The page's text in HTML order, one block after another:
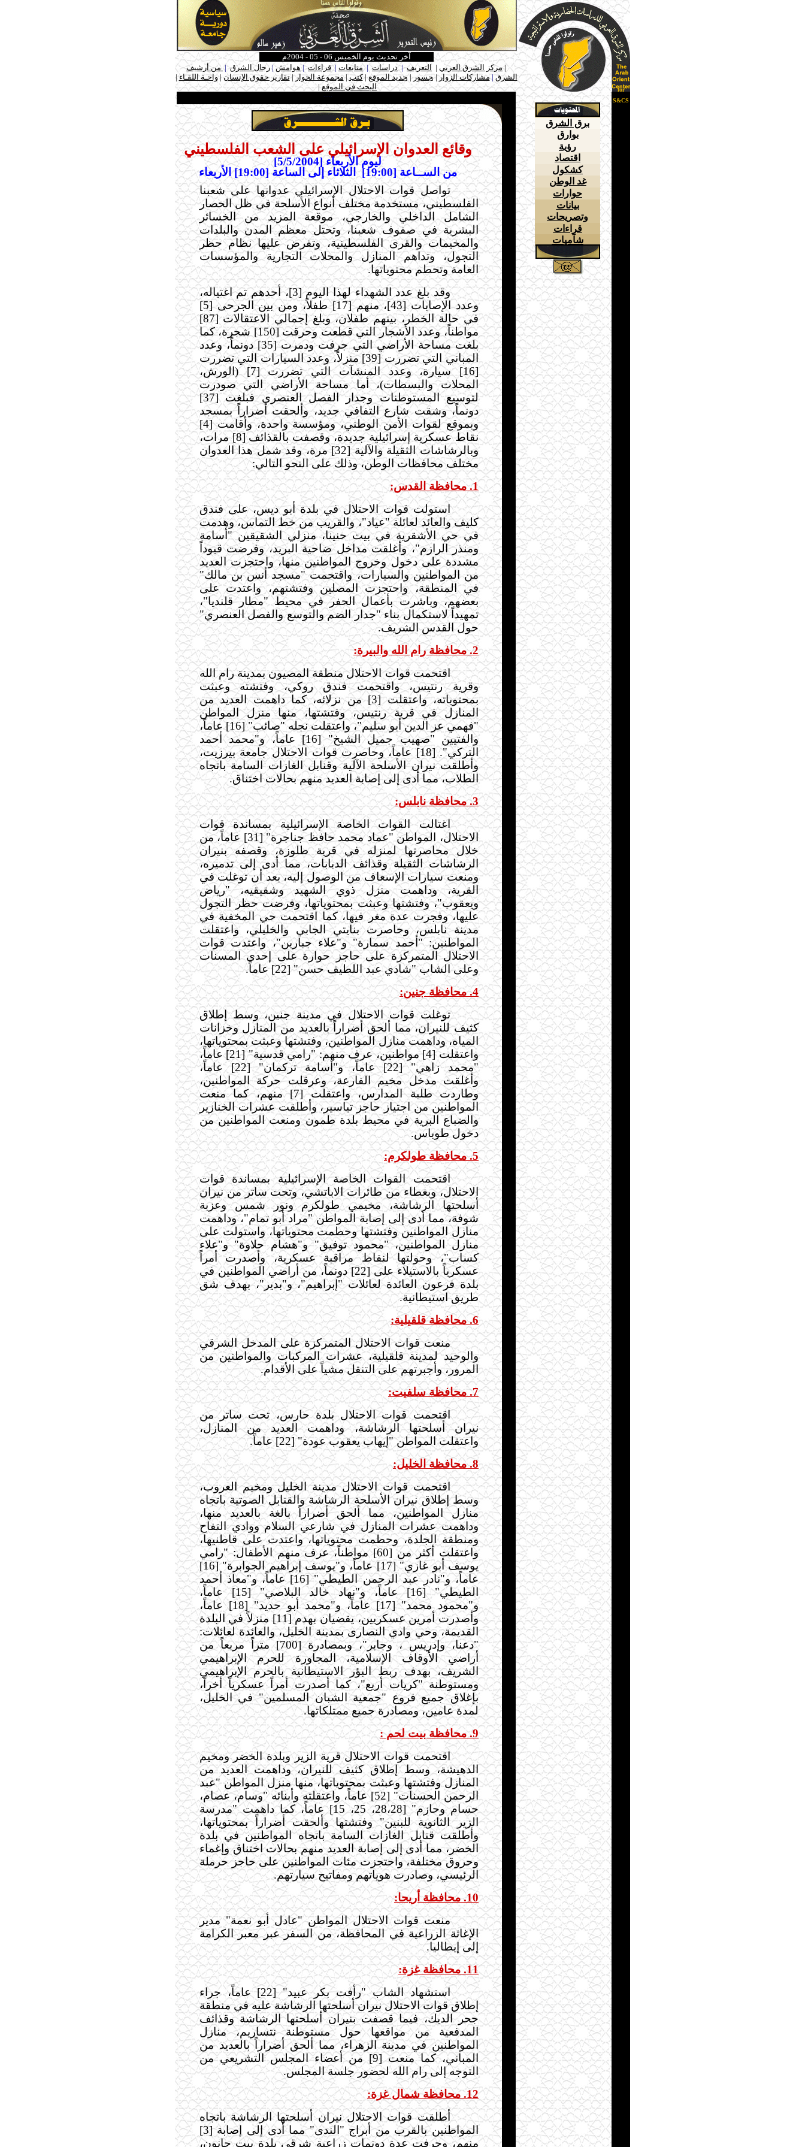
آخر تحديث يوم الخميس 06 - 05 - 2004م
ـ|مركز الشرق العربي | التعريف|دراسات|متابعات |قراءات|هوامش|رجال الشرق| من أرشيف
الشرق | مشاركات الزوار|ـجسور|ـجديد الموقع|كتب|مجموعة الحوار|تقارير حقوق الإنسان|واحـة اللقـاء|
البحث في الموقع|ـ
وقائع العدوان الإسرائيلي على الشعب الفلسطيني
ليوم الأربعاء [5/5/2004]
من الســاعة [19:00]
الثلاثاء إلى الساعة [19:00] الأربعاء
تواصل قوات الاحتلال الإسرائيلي عدوانها على شعبنا
الفلسطيني، مستخدمة مختلف أنواع الأسلحة في ظل الحصار
الشامل الداخلي والخارجي، موقعة المزيد من الخسائر
البشرية في صفوف شعبنا، وتحتل معظم المدن والبلدات
والمخيمات والقرى الفلسطينية، وتفرض عليها نظام حظر
التجول، وتداهم المنازل والمحلات التجارية والمؤسسات
العامة وتحطم محتوياتها.
وقد بلغ عدد الشهداء لهذا اليوم [3]، أحدهم تم اغتياله،
وعدد الإصابات [43]، منهم [17] طفلاً، ومن بين الجرحى [5]
في حالة الخطر، بينهم طفلان، وبلغ إجمالي الاعتقالات [87]
مواطناً، وعدد الأشجار التي قطعت وحرقت [150] شجرة، كما
بلغت مساحة الأراضي التي جرفت ودمرت [35] دونماً، وعدد
المباني التي تضررت [39] منزلاً، وعدد السيارات التي تضررت
[16] سيارة، وعدد المنشآت التي تضررت [7] (الورش،
المحلات والبسطات)، أما مساحة الأراضي التي صودرت
لتوسيع المستوطنات وجدار الفصل العنصري فبلغت [37]
دونماً، وشقت شارع التفافي جديد، وألحقت أضراراً بمسجد
وبموقع لقوات الأمن الوطني، ومؤسسة واحدة، وأقامت [4]
نقاط عسكرية إسرائيلية جديدة، وقصفت بالقذائف [8] مرات،
وبالرشاشات الثقيلة والآلية [32] مرة، وقد شمل هذا العدوان
مختلف محافظات الوطن، وذلك على النحو التالي:
1. محافظة القدس:
استولت قوات الاحتلال في بلدة أبو ديس، على فندق
كليف والعائد لعائلة "عياد"، والقريب من خط التماس، وهدمت
في حي الأشقرية في بيت حنينا، منزلي الشقيقين "أسامة
ومنذر الرازم"، وأغلقت مداخل ضاحية البريد، وفرضت قيوداً
مشددة على دخول وخروج المواطنين منها، واحتجزت العديد
من المواطنين والسيارات، واقتحمت "مسجد أنس بن مالك"
في المنطقة، واحتجزت المصلين وفتشتهم، واعتدت على
بعضهم، وباشرت بأعمال الحفر في محيط "مطار قلنديا"،
تمهيداً لاستكمال بناء "جدار الضم والتوسع والفصل العنصري"
حول القدس الشريف.
2. محافظة رام الله والبيرة:
اقتحمت قوات الاحتلال منطقة المصيون بمدينة رام الله
وقرية رنتيس، واقتحمت فندق روكي، وفتشته وعبثت
بمحتوياته، واعتقلت [3] من نزلائه، كما داهمت العديد من
المنازل في قرية رنتيس، وفتشتها، منها منزل المواطن
"فهمي عز الدين أبو سليم"، واعتقلت نجله "صائب" [16] عاماً،
والفتيين "صهيب جميل الشيخ" [16] عاماً، و"محمد أحمد
التركي". [18] عاماً، وحاصرت قوات الاحتلال جامعة بيرزيت،
وأطلقت نيران الأسلحة الآلية وقنابل الغازات السامة باتجاه
الطلاب، مما أدى إلى إصابة العديد منهم بحالات اختناق.
3. محافظة نابلس:
اغتالت القوات الخاصة الإسرائيلية بمساندة قوات
الاحتلال، المواطن "عماد محمد حافظ جناجرة" [31] عاماً، من
خلال محاصرتها لمنزله في قرية طلوزة، وقصفه بنيران
الرشاشات الثقيلة وقذائف الدبابات، مما أدى إلى تدميره،
ومنعت سيارات الإسعاف من الوصول إليه، بعد أن توغلت في
القرية، وداهمت منزل ذوي الشهيد وشقيقيه، "رياض
ويعقوب"، وفتشتها وعبثت بمحتوياتها، وفرضت حظر التجول
عليها، وفجرت عدة مغر فيها، كما اقتحمت حي المخفية في
مدينة نابلس، وحاصرت بنايتي الجابي والخليلي، واعتقلت
المواطنين: "أحمد سمارة" و"علاء جبارين"،واعتدت قوات
الاحتلال المتمركزة على حاجز حوارة على إحدى المسنات
وعلى الشاب "شادي عبد اللطيف حسن" [22] عاماً.
4. محافظة جنين:
توغلت قوات الاحتلال في مدينة جنين، وسط إطلاق
كثيف للنيران، مما ألحق أضراراً بالعديد من المنازل وخزانات
المياه، وداهمت منازل المواطنين، وفتشتها وعبثت بمحتوياتها،
واعتقلت [4] مواطنين، عرف منهم: "رامي قدسية" [21] عاماً،
"محمد زاهي" [22] عاماً، و"أسامة تركمان" [22] عاماً،
وأغلقت مدخل مخيم الفارعة، وعرقلت حركة المواطنين،
وطاردت طلبة المدارس، واعتقلت [7] منهم، كما
منعت
المواطنين من اجتياز حاجز تياسير،وأطلقت عشرات الخنازير
والضباع البرية في محيط بلدة طمون ومنعت المواطنين من
دخول طوباس.
5. محافظة طولكرم:
اقتحمت القوات الخاصة الإسرائيلية بمساندة قوات
الاحتلال، وبغطاء من طائرات الاباتشي، وتحت ساتر من نيران
أسلحتها الرشاشة، مخيمي طولكرم ونور شمس وعزبة
شوفة، مما أدى إلى إصابة المواطن "مراد أبو تمام"، وداهمت
منازل المواطنين وفتشتها وحطمت محتوياتها، واستولت على
منازل المواطنين، "محمود توفيق" و"هشام حلاوة" و"علاء
كساب"، وحولتها لنقاط مراقبة عسكرية، وأصدرت أمراً
عسكرياً بالاستيلاء على [22] دونماً، من أراضي المواطنين في
بلدة فرعون العائدة لعائلات "إبراهيم"، و"بدير"، بهدف شق
طريق استيطانية.
6. محافظة قلقيلية:
منعت قوات الاحتلال المتمركزة على المدخل الشرقي
والوحيد لمدينة قلقيلية، عشرات المركبات والمواطنين من
المرور، وأجبرتهم على التنقل مشياً على الأقدام.
7. محافظة سلفيت:
اقتحمت قوات الاحتلال بلدة حارس، تحت ساتر من
نيران أسلحتها الرشاشة، وداهمت العديد من المنازل،
واعتقلت المواطن "إيهاب يعقوب عودة" [22] عاماً.
8. محافظة الخليل:
اقتحمت قوات الاحتلال مدينة الخليل ومخيم العروب،
وسط إطلاق نيران الأسلحة الرشاشة والقنابل الصوتية باتجاه
منازل المواطنين، مما ألحق أضراراً بالغة بالعديد منها،
وداهمت عشرات المنازل في شارعي السلام ووادي التفاح
ومنطقة الجلدة، وحطمت محتوياتها، واعتدت على قاطنيها،
واعتقلت أكثر من [60] مواطناً، عرف منهم الأطفال: "رامي
يوسف أبو غازي" [17] عاماً، و"يوسف إبراهيم الجوابرة" [16]
عاماً، و"نادر عبد الرحمن الطيطي" [16] عاماً، و"معاذ أحمد
الطيطي" [16] عاماً، و"نهاد خالد البلاصي" [15] عاماً،
و"محمود محمد" [17] عاماً، و"محمد أبو حديد" [18] عاماً،
وأصدرت أمرين عسكريين، يقضيان بهدم [11] منزلاً في البلدة
القديمة، وحي وادي النصارى بمدينة الخليل، والعائدة لعائلات:
"دعنا، وإدريس ، وجابر"، وبمصادرة [700] متراً مربعاً من
أراضي الأوقاف الإسلامية، المجاورة للحرم الإبراهيمي
الشريف، بهدف ربط البؤر الاستيطانية بالحرم الإبراهيمي
ومستوطنة "كريات أربع"، كما أصدرت أمراً عسكرياً أخراً،
بإغلاق جميع فروع "جمعية الشبان المسلمين" في الخليل،
لمدة عامين، ومصادرة جميع ممتلكاتها.
9. محافظة بيت لحم :
اقتحمت قوات الاحتلال قرية الزير وبلدة الخضر ومخيم
الدهيشة، وسط إطلاق كثيف للنيران، وداهمت العديد من
المنازل وفتشتها وعبثت بمحتوياتها، منها منزل المواطن "عبد
الرحمن الحسنات" [52] عاماً، واعتقلته وأبنائه "وسام، عصام،
حسام وحازم" [28،28، 25، 15] عاماً، كما داهمت "مدرسة
الزير الثانوية للبنين" وفتشتها وألحقت أضراراً بمحتوياتها،
وأطلقت قنابل الغازات السامة باتجاه المواطنين في بلدة
الخضر، مما أدى إلى إصابة العديد منهم بحالات اختناق وإغماء
وحروق مختلفة، واحتجزت مئات المواطنين على حاجز حرملة
الرئيسي، وصادرت هوياتهم ومفاتيح سيارتهم.
10. محافظة أريحا:
منعت قوات الاحتلال المواطن "عادل أبو نعمة" مدير
الإغاثة الزراعية في المحافظة، من السفر عبر معبر الكرامة
إلى إيطاليا.
11. محافظة غزة:
استشهاد الشاب "رأفت بكر عبيد" [22] عاماً، جراء
إطلاق قوات الاحتلال نيران أسلحتها الرشاشة عليه في منطقة
جحر الديك، فيما قصفت بنيران أسلحتها الرشاشة وقذائف
المدفعية من مواقعها حول مستوطنة نتساريم، منازل
المواطنين في مدينة الزهراء، مما ألحق أضراراً بالعديد من
المباني، كما منعت [9] من أعضاء المجلس التشريعي من
التوجه إلى رام الله لحضور جلسة المجلس.
12. محافظة شمال غزة:
أطلقت قوات الاحتلال نيران أسلحتها الرشاشة باتجاه
المواطنين بالقرب من أبراج "الندى" مما أدى إلى إصابة [3]
منهم، وجرفت عدة دونمات زراعية شرقي بلدة بيت حانون،
for
S&CS
برق الشرق
بوارق
رؤية
اقتصاد
كشكول
غد الوطن
حوارات
بيانات
وتصريحات
قراءات
شآميات